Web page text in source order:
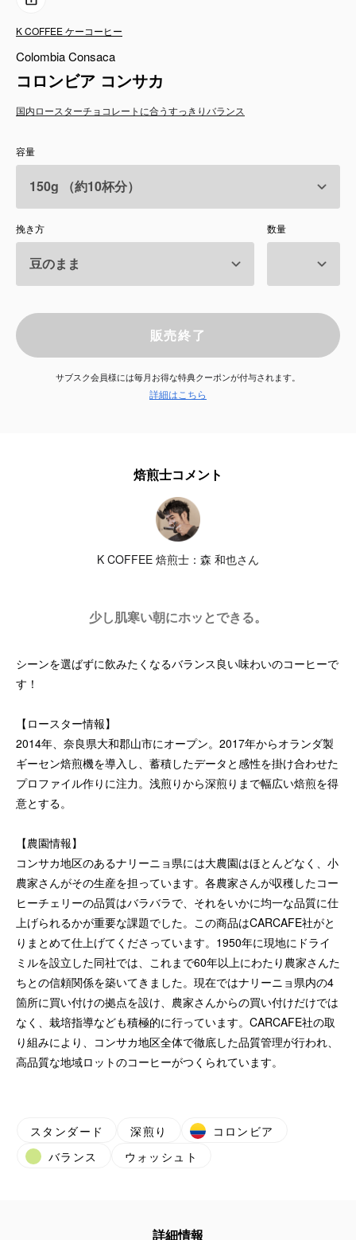
リキッド
特集
卸販売
コーヒーのサブスク
お知らせ
よくある質問
店舗情報
K COFFEE ケーコーヒー
Colombia Consaca
コロンビア コンサカ
国内ロースターチョコレートに合うすっきりバランス
容量
挽き方 数量
販売終了
サブスク会員様には毎月お得な特典クーポンが付与されます。
詳細はこちら
焙煎士コメント
K COFFEE 焙煎士：森 和也さん
少し肌寒い朝にホッとできる。
シーンを選ばずに飲みたくなるバランス良い味わいのコーヒーで
す！
【ロースター情報】
2014年、奈良県大和郡山市にオープン。2017年からオランダ製
ギーセン焙煎機を導入し、蓄積したデータと感性を掛け合わせた
プロファイル作りに注力。浅煎りから深煎りまで幅広い焙煎を得
意とする。
【農園情報】
コンサカ地区のあるナリーニョ県には大農園はほとんどなく、小
農家さんがその生産を担っています。各農家さんが収穫したコー
ヒーチェリーの品質はバラバラで、それをいかに均一な品質に仕
上げられるかが重要な課題でした。この商品はCARCAFE社がと
りまとめて仕上げてくださっています。1950年に現地にドライ
ミルを設立した同社では、これまで60年以上にわたり農家さんた
ちとの信頼関係を築いてきました。現在ではナリーニョ県内の4
箇所に買い付けの拠点を設け、農家さんからの買い付けだけでは
なく、栽培指導なども積極的に行っています。CARCAFE社の取
り組みにより、コンサカ地区全体で徹底した品質管理が行われ、
高品質な地域ロットのコーヒーがつくられています。
スタンダード 深煎り
コロンビア
バランス
ウォッシュト
詳細情報